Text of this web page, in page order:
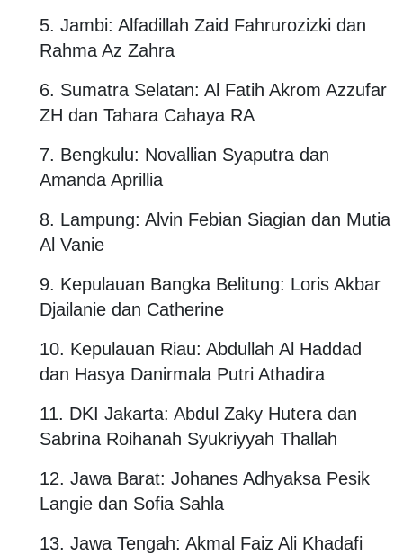
5. Jambi: Alfadillah Zaid Fahrurozizki dan
Rahma Az Zahra
6. Sumatra Selatan: Al Fatih Akrom Azzufar
ZH dan Tahara Cahaya RA
7. Bengkulu: Novallian Syaputra dan
Amanda Aprillia
8. Lampung: Alvin Febian Siagian dan Mutia
Al Vanie
9. Kepulauan Bangka Belitung: Loris Akbar
Djailanie dan Catherine
10. Kepulauan Riau: Abdullah Al Haddad
dan Hasya Danirmala Putri Athadira
11. DKI Jakarta: Abdul Zaky Hutera dan
Sabrina Roihanah Syukriyyah Thallah
12. Jawa Barat: Johanes Adhyaksa Pesik
Langie dan Sofia Sahla
13. Jawa Tengah: Akmal Faiz Ali Khadafi